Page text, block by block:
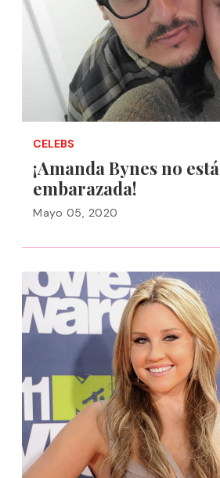
CELEBS
¡Amanda Bynes no está
embarazada!
Mayo 05, 2020